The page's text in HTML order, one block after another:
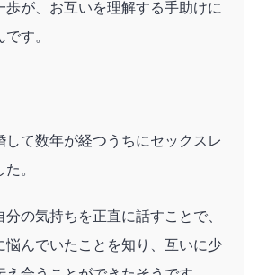
歩が、お互いを理解する手助けに
す。
して数年が経つうちにセックスレ
。
分の気持ちを正直に話すことで、
悩んでいたことを知り、互いに少